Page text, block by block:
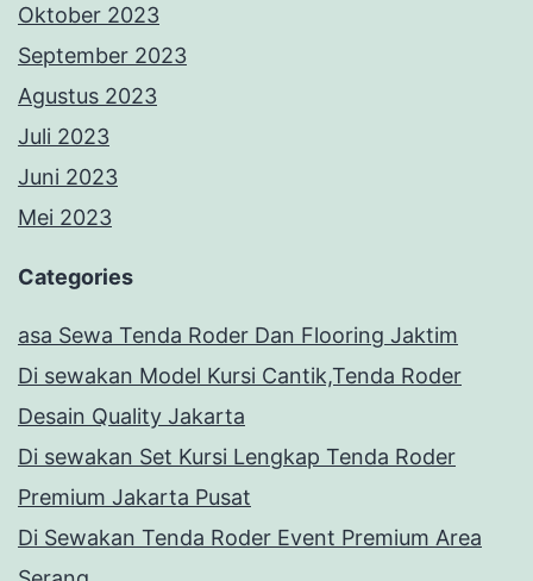
Oktober 2023
September 2023
Agustus 2023
Juli 2023
Juni 2023
Mei 2023
Categories
asa Sewa Tenda Roder Dan Flooring Jaktim
Di sewakan Model Kursi Cantik,Tenda Roder
Desain Quality Jakarta
Di sewakan Set Kursi Lengkap Tenda Roder
Premium Jakarta Pusat
Di Sewakan Tenda Roder Event Premium Area